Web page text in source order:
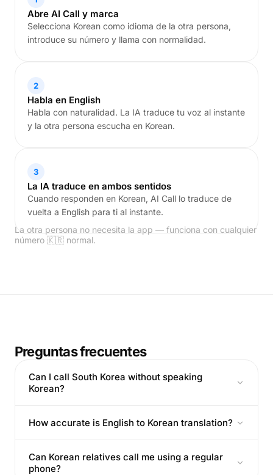
Abre AI Call y marca
Selecciona Korean como idioma de la otra persona,
introduce su número y llama con normalidad.
2
Habla en English
Habla con naturalidad. La IA traduce tu voz al instante
y la otra persona escucha en Korean.
3
La IA traduce en ambos sentidos
Cuando responden en Korean, AI Call lo traduce de
vuelta a English para ti al instante.
La otra persona no necesita la app — funciona con cualquier
número 🇰🇷 normal.
Preguntas frecuentes
Can I call South Korea without speaking
Korean?
How accurate is English to Korean translation?
Can Korean relatives call me using a regular
phone?